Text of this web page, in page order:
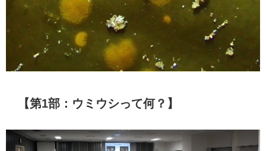
【第1部：ウミウシって何？】